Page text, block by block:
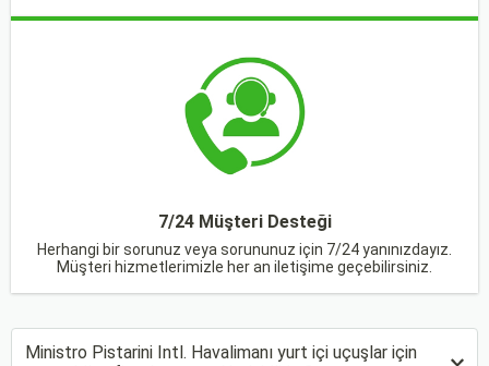
7/24 Müşteri Desteği
Herhangi bir sorunuz veya sorununuz için 7/24 yanınızdayız.
Müşteri hizmetlerimizle her an iletişime geçebilirsiniz.
Ministro Pistarini Intl. Havalimanı yurt içi uçuşlar için